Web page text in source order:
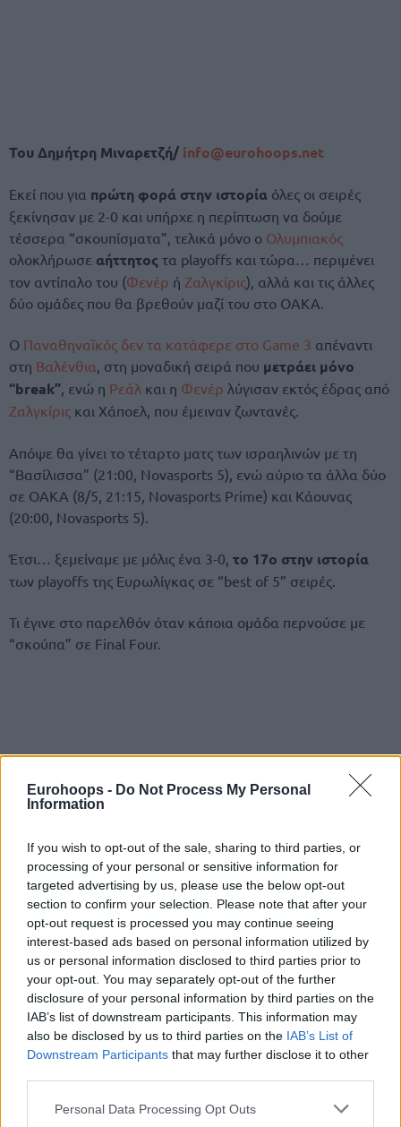
Eurohoops - Do Not Process My Personal
Information
If you wish to opt-out of the sale, sharing to third parties, or
processing of your personal or sensitive information for
targeted advertising by us, please use the below opt-out
section to confirm your selection. Please note that after your
opt-out request is processed you may continue seeing
interest-based ads based on personal information utilized by
us or personal information disclosed to third parties prior to
your opt-out. You may separately opt-out of the further
disclosure of your personal information by third parties on the
IAB’s list of downstream participants. This information may
also be disclosed by us to third parties on the IAB’s List of
Downstream Participants that may further disclose it to other
Please note that this website/app uses one or more Google
Personal Data Processing Opt Outs
Του Δημήτρη Μιναρετζή/ info@eurohoops.net
Εκεί που για πρώτη φορά στην ιστορία όλες οι σειρές
ξεκίνησαν με 2-0 και υπήρχε η περίπτωση να δούμε
τέσσερα “σκουπίσματα”, τελικά μόνο ο Ολυμπιακός
ολοκλήρωσε αήττητος τα playoffs και τώρα… περιμένει
τον αντίπαλο του (Φενέρ ή Ζαλγκίρις), αλλά και τις άλλες
δύο ομάδες που θα βρεθούν μαζί του στο ΟΑΚΑ.
Ο Παναθηναϊκός δεν τα κατάφερε στο Game 3 απέναντι
στη Βαλένθια, στη μοναδική σειρά που μετράει μόνο
“break”, ενώ η Ρεάλ και η Φενέρ λύγισαν εκτός έδρας από
Ζαλγκίρις και Χάποελ, που έμειναν ζωντανές.
Απόψε θα γίνει το τέταρτο ματς των ισραηλινών με τη
“Βασίλισσα” (21:00, Novasports 5), ενώ αύριο τα άλλα δύο
σε ΟΑΚΑ (8/5, 21:15, Novasports Prime) και Κάουνας
(20:00, Novasports 5).
Έτσι… ξεμείναμε με μόλις ένα 3-0, το 17ο στην ιστορία
των playoffs της Ευρωλίγκας σε “best of 5” σειρές.
Τι έγινε στο παρελθόν όταν κάποια ομάδα περνούσε με
“σκούπα” σε Final Four.